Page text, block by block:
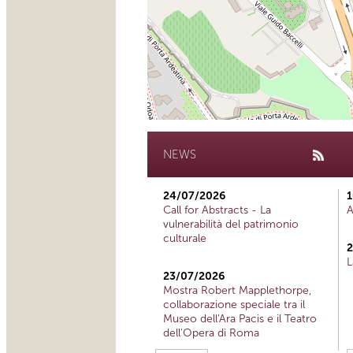
NEWS
24/07/2026
Call for Abstracts - La
vulnerabilità del patrimonio
culturale
23/07/2026
Mostra Robert Mapplethorpe,
collaborazione speciale tra il
Museo dell'Ara Pacis e il Teatro
dell'Opera di Roma